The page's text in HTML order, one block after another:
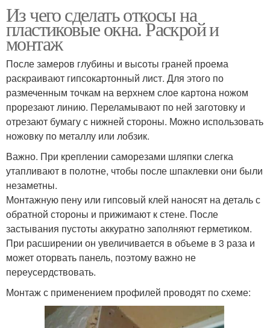
Из чего сделать откосы на
пластиковые окна. Раскрой и
монтаж
После замеров глубины и высоты граней проема
раскраивают гипсокартонный лист. Для этого по
размеченным точкам на верхнем слое картона ножом
прорезают линию. Переламывают по ней заготовку и
отрезают бумагу с нижней стороны. Можно использовать
ножовку по металлу или лобзик.
Важно. При креплении саморезами шляпки слегка
утапливают в полотне, чтобы после шпаклевки они были
незаметны.
Монтажную пену или гипсовый клей наносят на деталь с
обратной стороны и прижимают к стене. После
застывания пустоты аккуратно заполняют герметиком.
При расширении он увеличивается в объеме в 3 раза и
может оторвать панель, поэтому важно не
переусердствовать.
Монтаж с применением профилей проводят по схеме: